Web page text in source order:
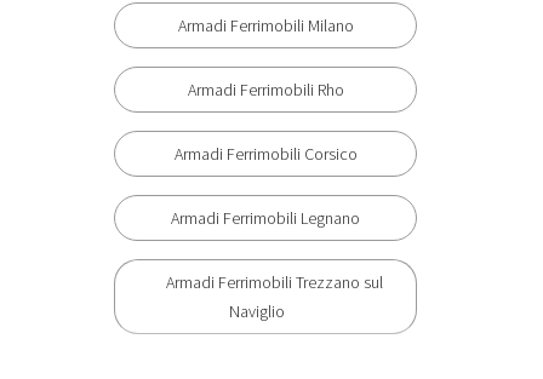
Armadi Ferrimobili Milano
Armadi Ferrimobili Rho
Armadi Ferrimobili Corsico
Armadi Ferrimobili Legnano
Armadi Ferrimobili Trezzano sul
Naviglio